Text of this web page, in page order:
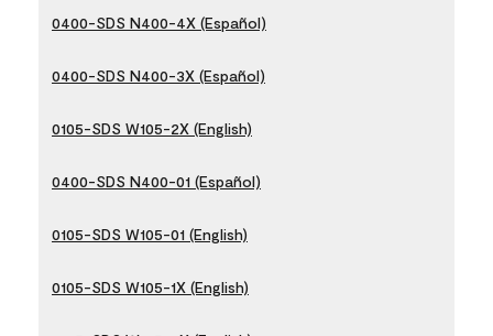
0400-SDS N400-4X (Español)
0400-SDS N400-3X (Español)
0105-SDS W105-2X (English)
0400-SDS N400-01 (Español)
0105-SDS W105-01 (English)
0105-SDS W105-1X (English)